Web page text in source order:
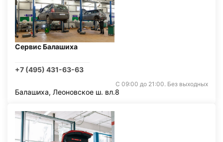
Сервис Балашиха
+7 (495) 431-63-63
С 09:00 до 21:00. Без выходных
Балашиха, Леоновское ш. вл.8